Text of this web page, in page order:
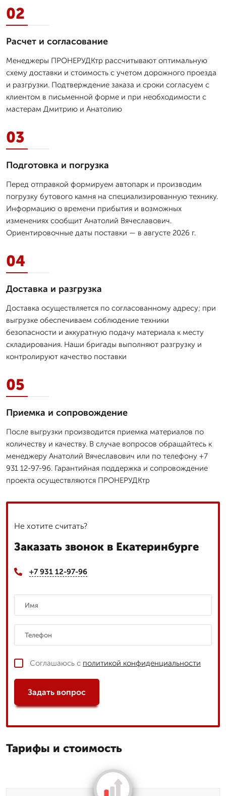
02
Расчет и согласование
Менеджеры ПРОНЕРУДКтр рассчитывают оптимальную
схему доставки и стоимость с учетом дорожного проезда
и разгрузки. Подтверждение заказа и сроки согласуем с
клиентом в письменной форме и при необходимости с
мастерам Дмитрию и Анатолию
03
Подготовка и погрузка
Перед отправкой формируем автопарк и производим
погрузку бутового камня на специализированную технику.
Информацию о времени прибытия и возможных
изменениях сообщит Анатолий Вячеславович.
Ориентировочные даты поставки — в августе 2026 г.
04
Доставка и разгрузка
Доставка осуществляется по согласованному адресу; при
выгрузке обеспечиваем соблюдение техники
безопасности и аккуратную подачу материала к месту
складирования. Наши бригады выполняют разгрузку и
контролируют качество поставки
05
Приемка и сопровождение
После выгрузки производится приемка материалов по
количеству и качеству. В случае вопросов обращайтесь к
менеджеру Анатолий Вячеславович или по телефону +7
931 12-97-96. Гарантийная поддержка и сопровождение
проекта осуществляются ПРОНЕРУДКтр
Не хотите считать?
Заказать звонок в Екатеринбурге
+7 931 12-97-96
Соглашаюсь с политикой конфиденциальности
Задать вопрос
Тарифы и стоимость